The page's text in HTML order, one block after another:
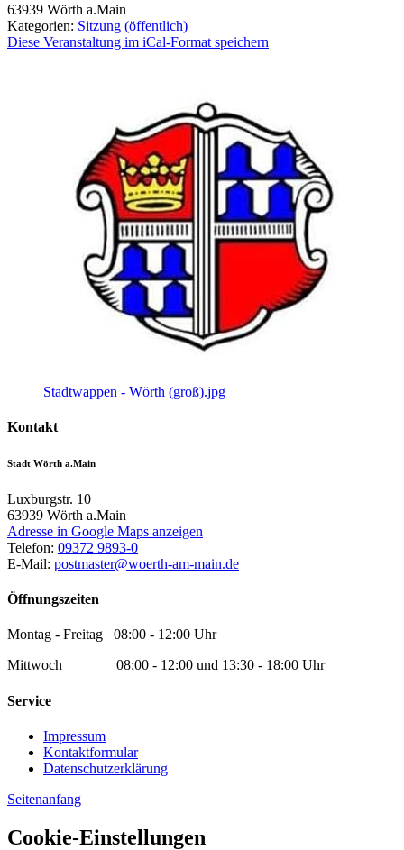
63939 Wörth a.Main
Kategorien: Sitzung (öffentlich)
Diese Veranstaltung im iCal-Format speichern
Stadtwappen - Wörth (groß).jpg
Kontakt
Stadt Wörth a.Main
Luxburgstr. 10
63939 Wörth a.Main
Adresse in Google Maps anzeigen
Telefon: 09372 9893-0
E-Mail: postmaster@woerth-am-main.de
Öffnungszeiten
Montag - Freitag 08:00 - 12:00 Uhr
Mittwoch 08:00 - 12:00 und 13:30 - 18:00 Uhr
Service
Impressum
Kontaktformular
Datenschutzerklärung
Seitenanfang
Cookie-Einstellungen